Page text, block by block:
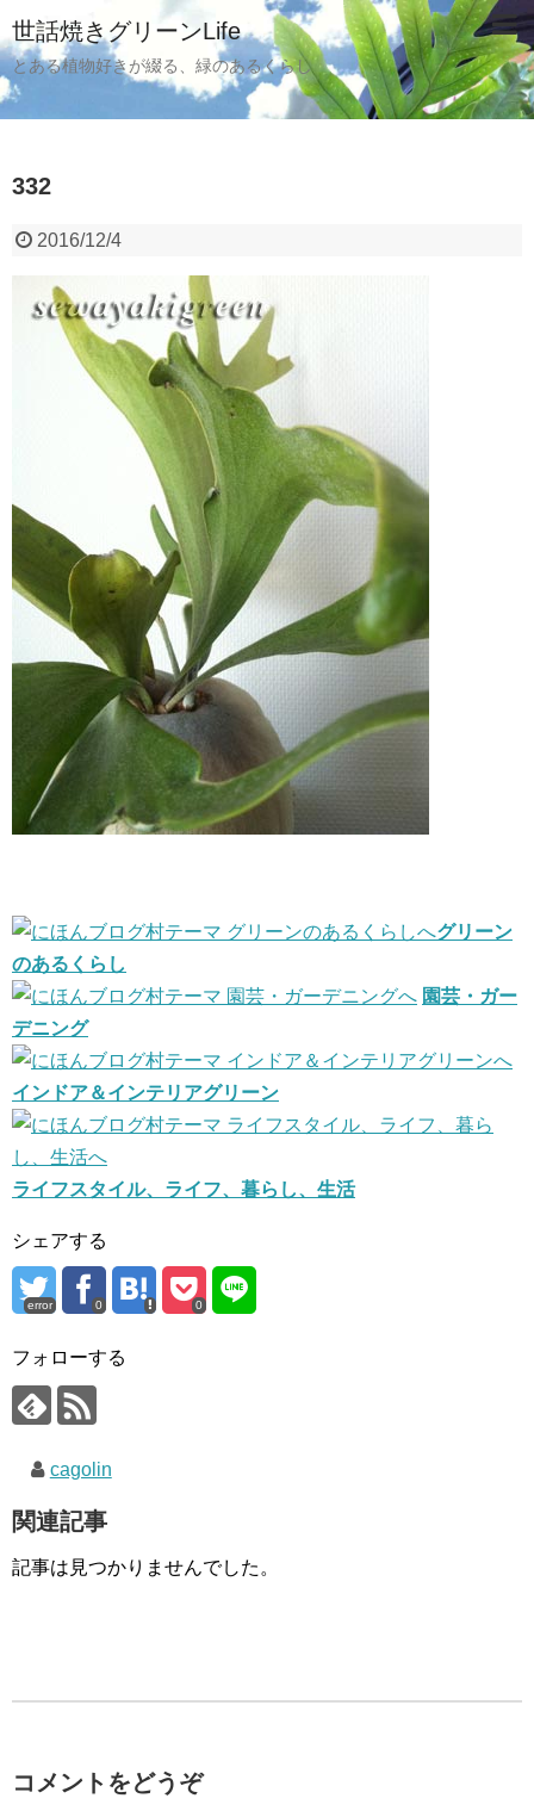
世話焼きグリーンLife
とある植物好きが綴る、緑のあるくらし
332
2016/12/4
グリーン
のあるくらし
園芸・ガー
デニング
インドア＆インテリアグリーン
ライフスタイル、ライフ、暮らし、生活
シェアする
error 0 0
フォローする
cagolin
関連記事
記事は見つかりませんでした。
コメントをどうぞ